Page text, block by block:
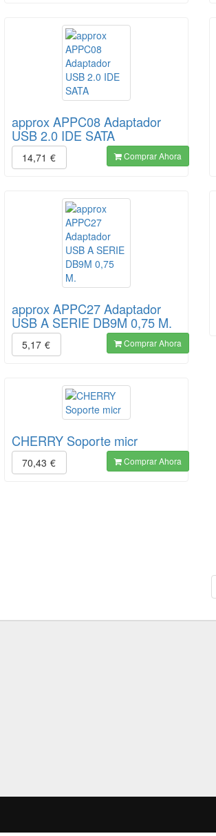
approx APPC08 Adaptador
USB 2.0 IDE SATA
14,71 € Comprar Ahora
approx APPC27 Adaptador
USB A SERIE DB9M 0,75 M.
5,17 € Comprar Ahora
CHERRY Soporte micr
70,43 € Comprar Ahora